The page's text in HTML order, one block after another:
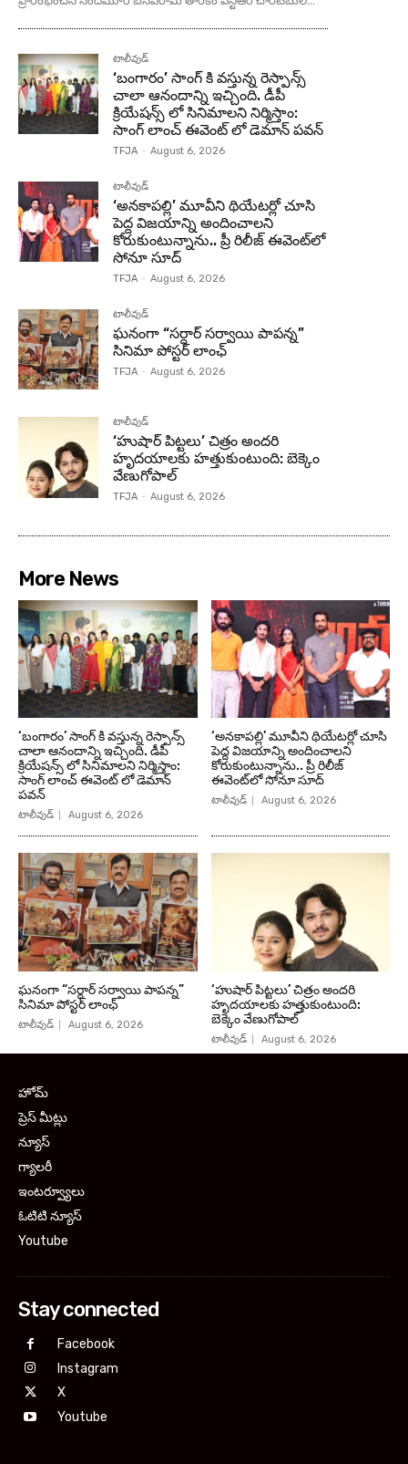
టాలీవుడ్
‘బంగారం’ సాంగ్ కి వస్తున్న రెస్పాన్స్
చాలా ఆనందాన్ని ఇచ్చింది. డీపీ
క్రియేషన్స్ లో సినిమాలని నిర్మిస్తాం:
సాంగ్ లాంచ్ ఈవెంట్ లో డెమాన్ పవన్
TFJA - August 6, 2026
టాలీవుడ్
‘అనకాపల్లి’ మూవీని థియేటర్లో చూసి
పెద్ద విజయాన్ని అందించాలని
కోరుకుంటున్నాను.. ప్రీ రిలీజ్ ఈవెంట్‌లో
సోనూ సూద్
TFJA - August 6, 2026
టాలీవుడ్
ఘనంగా “సర్దార్ సర్వాయి పాపన్న”
సినిమా పోస్టర్ లాంఛ్
TFJA - August 6, 2026
టాలీవుడ్
‘హుషార్‌ పిట్టలు’ చిత్రం అందరి
హృదయాలకు హత్తుకుంటుంది: బెక్కెం
వేణుగోపాల్‌
TFJA - August 6, 2026
More News
‘బంగారం’ సాంగ్ కి వస్తున్న రెస్పాన్స్
చాలా ఆనందాన్ని ఇచ్చింది. డీపీ
క్రియేషన్స్ లో సినిమాలని నిర్మిస్తాం:
సాంగ్ లాంచ్ ఈవెంట్ లో డెమాన్
పవన్
టాలీవుడ్ August 6, 2026
‘అనకాపల్లి’ మూవీని థియేటర్లో చూసి
పెద్ద విజయాన్ని అందించాలని
కోరుకుంటున్నాను.. ప్రీ రిలీజ్
ఈవెంట్‌లో సోనూ సూద్
టాలీవుడ్ August 6, 2026
ఘనంగా “సర్దార్ సర్వాయి పాపన్న”
సినిమా పోస్టర్ లాంఛ్
టాలీవుడ్ August 6, 2026
‘హుషార్‌ పిట్టలు’ చిత్రం అందరి
హృదయాలకు హత్తుకుంటుంది:
బెక్కెం వేణుగోపాల్‌
టాలీవుడ్ August 6, 2026
హోమ్
ప్రెస్ మీట్లు
న్యూస్
గ్యాలరీ
ఇంటర్వ్యూలు
ఓటిటి న్యూస్
Youtube
Stay connected
Facebook
Instagram
X
Youtube